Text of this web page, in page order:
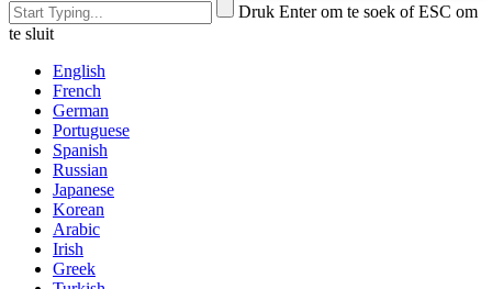
Druk Enter om te soek of ESC om
te sluit
English
French
German
Portuguese
Spanish
Russian
Japanese
Korean
Arabic
Irish
Greek